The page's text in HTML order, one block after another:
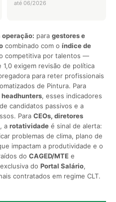
até 06/2026
operação: para gestores e
combinado com o índice de
competitiva por talentos —
exigem revisão de política
para reter profissionais
de Pintura. Para
, esses indicadores
candidatos passivos e a
Para CEOs, diretores
, a rotatividade é sinal de alerta:
problemas de clima, plano de
impactam a produtividade e o
do CAGED/MTE e
do Portal Salário,
contratados em regime CLT.